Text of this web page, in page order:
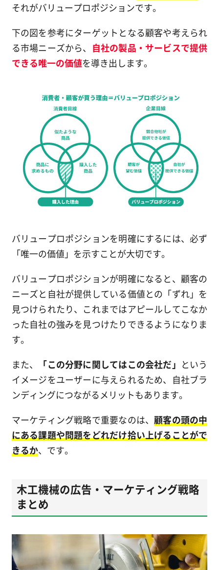
それがバリュープロポジションです。
下の図を参考にターゲットとなる顧客や考えられ
る市場ニーズから、 自社の製品・サービスで提供
できる唯一の価値を導き出します。
バリュープロポジションを明確にするには、必ず
「唯一の価値」を示すことが大切です。
バリュープロポジションが明確になると、顧客の
ニーズと自社が提供している価値との「ずれ」を
見つけられたり、これまではアピールしてこなか
った自社の強みを見つけたりできるようになりま
す。
また、
「この分野に関してはこの会社だ」 という
イメージをユーザーに与えられるため、自社ブラ
ンディングにつながるメリットもあります。
マーケティング戦略で重要なのは、 顧客の頭の中
にある課題や問題をどれだけ拾い上げることがで
きるか、です。
木工機械の広告・マーケティング戦略
まとめ